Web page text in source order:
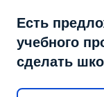
Есть
учебного
сделать